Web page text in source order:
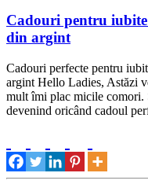
Cadouri pentru
din argint
Cadouri perfecte pentru
argint Hello Ladies, Astăzi
mult îmi plac micile comori.
devenind oricând cadoul